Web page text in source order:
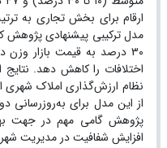
۳۰ درصد به قیمت بازار
اختلافات را کاهش دهد. نتایج
نظام ارزش‌گذاری املاک
از این مدل برای به‌روزرسانی
پژوهش گامی مهم در جهت
افزایش شفافیت در مدیریت